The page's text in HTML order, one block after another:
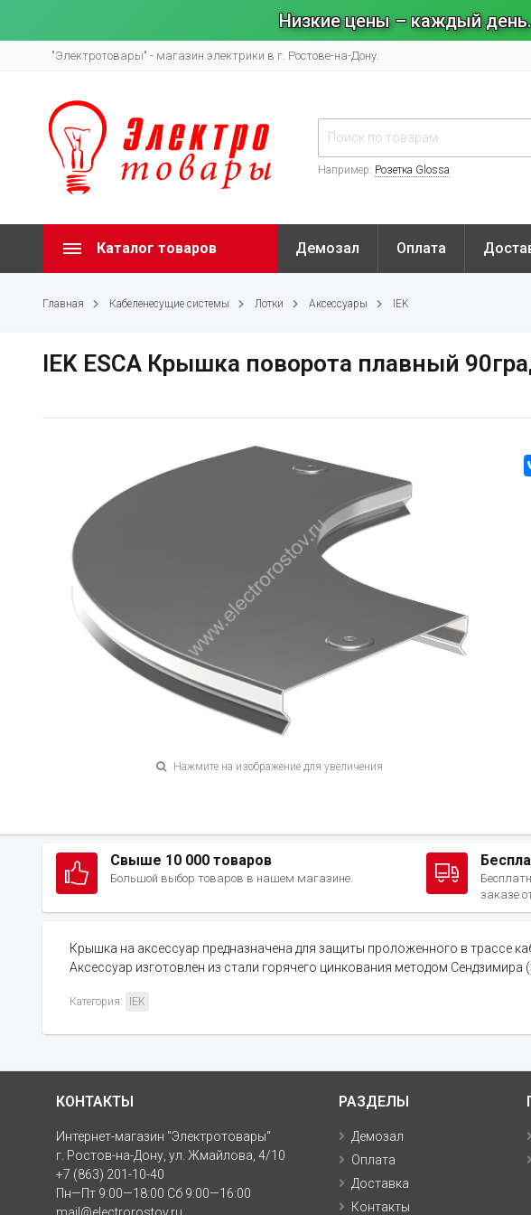
Низкие цены – каждый
"Электротовары" - магазин электрики в г. Ростове-на-Дону.
Например: Розетка Glossa
Каталог товаров Демозал Оплата
Главная Кабеленесущие системы Лотки Аксессуары IEK
IEK ESCA Крышка поворота плавный
Нажмите на изображение для увеличения
Свыше 10 000 товаров
Большой выбор товаров в нашем магазине.
заказе
Крышка на аксессуар предназначена для защиты проложенного в трассе
Аксессуар изготовлен из стали горячего цинкования методом
Категория: IEK
КОНТАКТЫ
Интернет-магазин "Электротовары"
г. Ростов-на-Дону, ул. Жмайлова, 4/10
+7 (863) 201-10-40
Пн—Пт 9:00—18:00 Сб 9:00—16:00
РАЗДЕЛЫ
Демозал
Оплата
Доставка
Контакты